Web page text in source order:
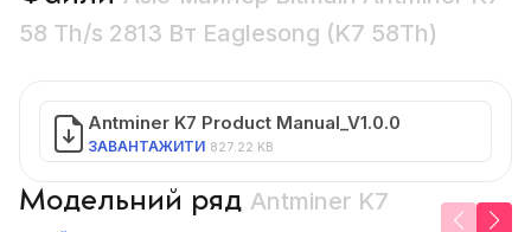
58 Th/s 2813 Вт Eaglesong (K7 58Th)
Antminer K7 Product Manual_V1.0.0
ЗАВАНТАЖИТИ 827.22 KB
Модельний ряд Antminer K7